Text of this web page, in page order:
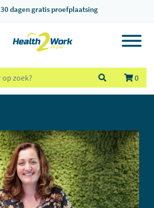
30 dagen gratis proefplaatsing
0